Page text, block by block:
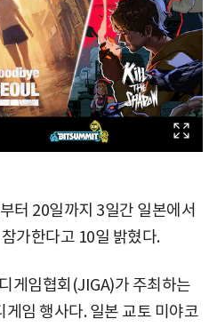
터 20일까지 3일간 일본에서
가한다고 10일 밝혔다.
게임협회(JIGA)가 주최하는
임 행사다. 일본 교토 미야코